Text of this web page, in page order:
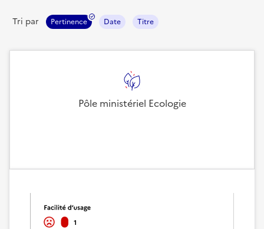
Tri par Pertinence Date Titre
Pôle ministériel Ecologie